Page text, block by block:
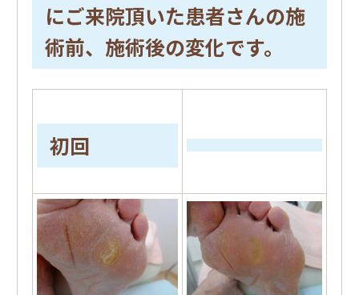
にご来院頂いた患者さんの施
術前、施術後の変化です。
初回